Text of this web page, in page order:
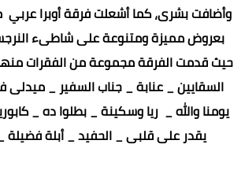
بعروض مميزة ومتنوعة على شاطىء
حيث قدمت الفرقة مجموعة من الفقرات
السقايين _ عنابة _ جناب السفير _ ميدلى
يقدر على قلبى _ الحفيد _ أبلة